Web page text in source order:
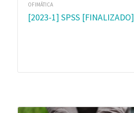
OFIMÁTICA
[2023-1] SPSS [FINALIZADO]